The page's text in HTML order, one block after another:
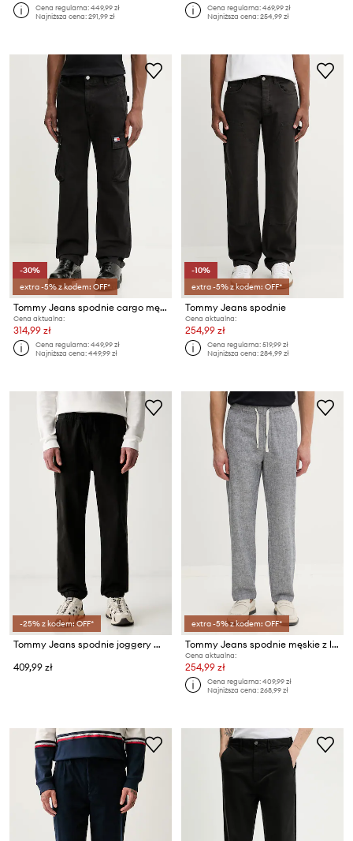
Cena regularna:449,99 zł
Najniższa cena:291,99 zł
Cena regularna:469,99 zł
Najniższa cena:254,99 zł
-30%
extra -5% z kodem: OFF*
Tommy Jeans spodnie cargo męskie bawełniane z elastanem
Cena aktualna:
314,99 zł
Cena regularna:449,99 zł
Najniższa cena:449,99 zł
-10%
extra -5% z kodem: OFF*
Tommy Jeans spodnie
Cena aktualna:
254,99 zł
Cena regularna:519,99 zł
Najniższa cena:284,99 zł
-25% z kodem: OFF*
Tommy Jeans spodnie joggery męskie z bawełną
409,99 zł
extra -5% z kodem: OFF*
Tommy Jeans spodnie męskie z lnem
Cena aktualna:
254,99 zł
Cena regularna:409,99 zł
Najniższa cena:268,99 zł